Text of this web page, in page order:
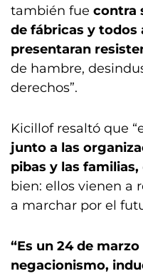
también fue contra
de fábricas y todos
presentaran
de hambre,
derechos”.
Kicillof resaltó que
junto a las
pibas y las familias,
bien: ellos vienen a
a marchar por el
“Es un 24 de
negacionismo,